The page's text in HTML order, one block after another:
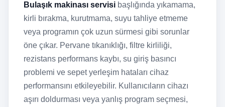
Bulaşık makinası servisi başlığında yıkamama,
kirli bırakma, kurutmama, suyu tahliye etmeme
veya programın çok uzun sürmesi gibi sorunlar
öne çıkar. Pervane tıkanıklığı, filtre kirliliği,
rezistans performans kaybı, su giriş basıncı
problemi ve sepet yerleşim hataları cihaz
performansını etkileyebilir. Kullanıcıların cihazı
aşırı doldurması veya yanlış program seçmesi,